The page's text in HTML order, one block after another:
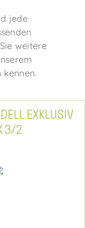
jede
weitere
kennen.
EXKLUSIV
3/2